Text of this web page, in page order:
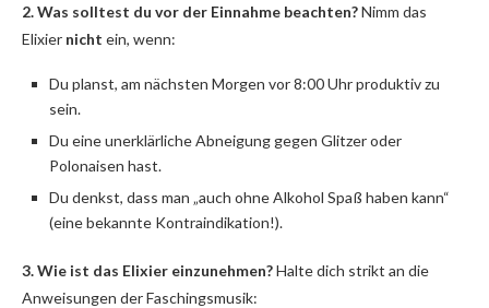
2. Was solltest du vor der Einnahme beachten?Nimm das
Elixier nicht ein, wenn:
Du planst, am nächsten Morgen vor 8:00 Uhr produktiv zu
sein.
Du eine unerklärliche Abneigung gegen Glitzer oder
Polonaisen hast.
Du denkst, dass man „auch ohne Alkohol Spaß haben kann“
(eine bekannte Kontraindikation!).
3. Wie ist das Elixier einzunehmen?Halte dich strikt an die
Anweisungen der Faschingsmusik: